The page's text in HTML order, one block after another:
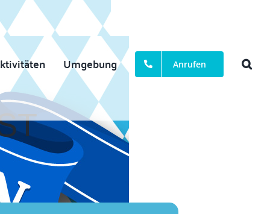
Umgebung Anrufen